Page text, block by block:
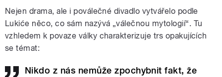
Nejen drama, ale i poválečné divadlo vytvářelo podle
Lukiće něco, co sám nazývá „válečnou mytologií“. Tu
vzhledem k povaze války charakterizuje trs opakujících
se témat:
Nikdo z nás nemůže zpochybnit fakt, že